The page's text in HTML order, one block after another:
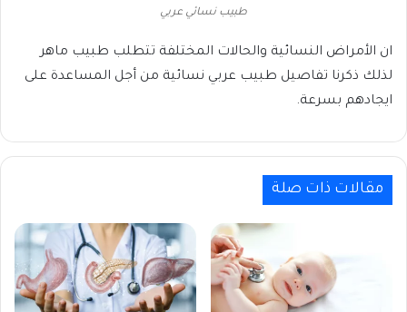
طبيب نسائي عربي
ان الأمراض النسائية والحالات المختلفة تتطلب طبيب ماهر
لذلك ذكرنا تفاصيل طبيب عربي نسائية من أجل المساعدة على
ايجادهم بسرعة.
مقالات ذات صلة